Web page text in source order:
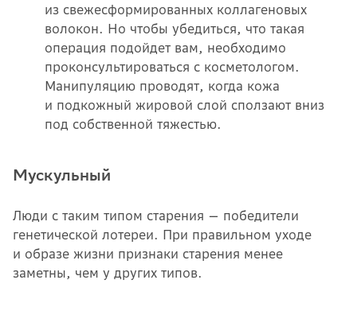
из свежесформированных коллагеновых
волокон. Но чтобы убедиться, что такая
операция подойдет вам, необходимо
проконсультироваться с косметологом.
Манипуляцию проводят, когда кожа
и подкожный жировой слой сползают вниз
под собственной тяжестью.
Мускульный
Люди с таким типом старения — победители
генетической лотереи. При правильном уходе
и образе жизни признаки старения менее
заметны, чем у других типов.